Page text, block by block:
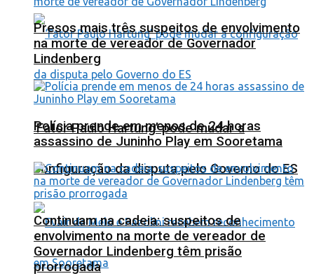
‘Fator Paulo Hartung’ pode mudar a
configuração da disputa pelo Governo do ES
Presos mais três suspeitos de envolvimento
na morte de vereador de Governador
Lindenberg
Polícia prende em menos de 24 horas
assassino de Juninho Play em Sooretama
Continuam na cadeia: suspeitos de
envolvimento na morte de vereador de
Governador Lindenberg têm prisão
prorrogada